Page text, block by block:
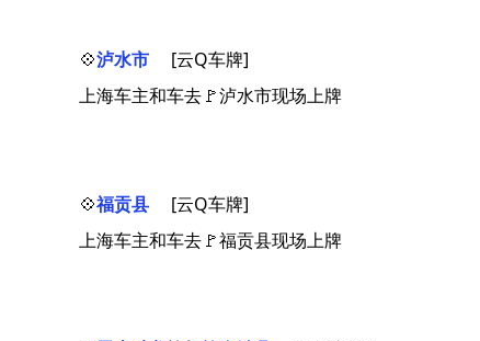
💠泸水市
[云Q车牌]
上海车主和车去🚩泸水市现场上牌
💠福贡县
[云Q车牌]
上海车主和车去🚩福贡县现场上牌